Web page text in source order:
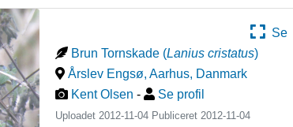
Se
Brun Tornskade (Lanius cristatus)
Årslev Engsø, Aarhus, Danmark
Kent Olsen - Se profil
Uploadet 2012-11-04 Publiceret 2012-11-04